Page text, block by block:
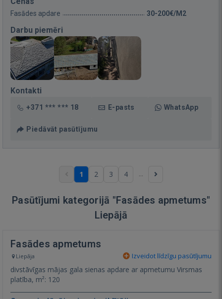
Fasādes apdare 30-200€/M2
Darbu piemēri
Kontakti
+371 *** *** 18 E-pasts WhatsApp
Piedāvāt pasūtījumu
1 2 3 4 ...
Pasūtījumi kategorijā "Fasādes apmetums"
Liepājā
Fasādes apmetums
Liepāja Izveidot līdzīgu pasūtījumu
divstāvīgas mājas gala sienas apdare ar apmetumu Virsmas
platība, m²: 120